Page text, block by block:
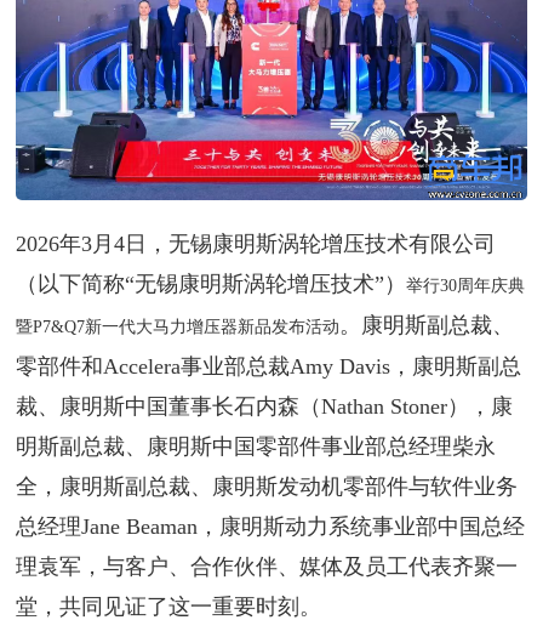
2026年3月4日，无锡康明斯涡轮增压技术有限公司
（以下简称“无锡康明斯涡轮增压技术”）举行30周年庆典
暨P7&Q7新一代大马力增压器新品发布活动 。康明斯副总裁、
零部件和Accelera事业部总裁Amy Davis，康明斯副总
裁、康明斯中国董事长石内森（Nathan Stoner），康
明斯副总裁、康明斯中国零部件事业部总经理柴永
全，康明斯副总裁、康明斯发动机零部件与软件业务
总经理Jane Beaman，康明斯动力系统事业部中国总经
理袁军，与客户、合作伙伴、媒体及员工代表齐聚一
堂，共同见证了这一重要时刻。